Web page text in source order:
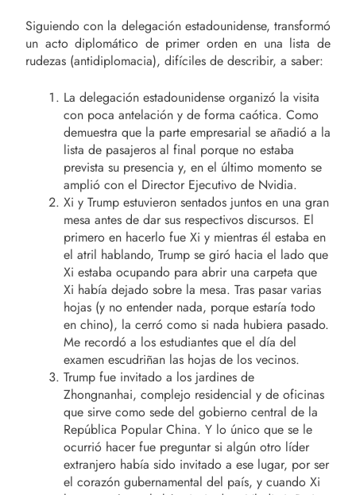
Siguiendo con la delegación estadounidense, transformó
un acto diplomático de primer orden en una lista de
rudezas (antidiplomacia), difíciles de describir, a saber:
La delegación estadounidense organizó la visita
con poca antelación y de forma caótica. Como
demuestra que la parte empresarial se añadió a la
lista de pasajeros al final porque no estaba
prevista su presencia y, en el último momento se
amplió con el Director Ejecutivo de Nvidia.
Xi y Trump estuvieron sentados juntos en una gran
mesa antes de dar sus respectivos discursos. El
primero en hacerlo fue Xi y mientras él estaba en
el atril hablando, Trump se giró hacia el lado que
Xi estaba ocupando para abrir una carpeta que
Xi había dejado sobre la mesa. Tras pasar varias
hojas (y no entender nada, porque estaría todo
en chino), la cerró como si nada hubiera pasado.
Me recordó a los estudiantes que el día del
examen escudriñan las hojas de los vecinos.
Trump fue invitado a los jardines de
Zhongnanhai, complejo residencial y de oficinas
que sirve como sede del gobierno central de la
República Popular China. Y lo único que se le
ocurrió hacer fue preguntar si algún otro líder
extranjero había sido invitado a ese lugar, por ser
el corazón gubernamental del país, y cuando Xi